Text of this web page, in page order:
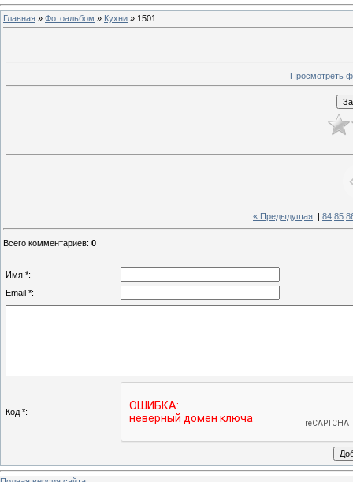
Главная » Фотоальбом » Кухни » 1501
Просмотреть
« Предыдущая 84 85
Всего комментариев: 0
Имя *:
Email *:
Код *: